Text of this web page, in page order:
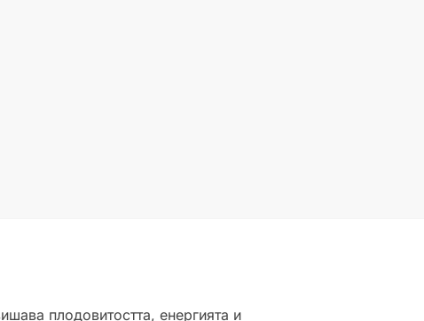
плодовитостта, енергията и